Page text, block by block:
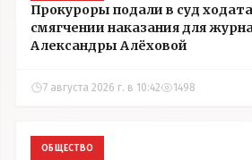
Прокуроры подали в суд
смягчении наказания для
Александры Алёховой
7 августа 2026 г. в 10:42 1498
ОБЩЕСТВО